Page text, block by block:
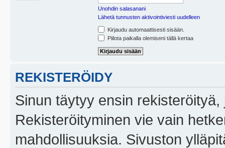
Unohdin salasanani
Lähetä tunnusten aktivointiviesti uudelleen
Kirjaudu automaattisesti sisään.
Piilota paikalla olemiseni tällä kertaa
REKISTERÖIDY
Sinun täytyy ensin
Rekisteröityminen vie vain
mahdollisuuksia. Sivuston